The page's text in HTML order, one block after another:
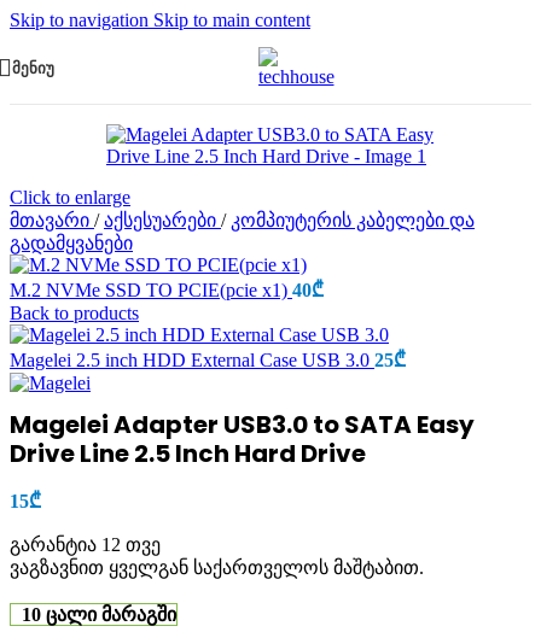
Skip to navigation Skip to main content
ᲛᲔᲜᲘᲣ
Click to enlarge
მთავარი / აქსესუარები / კომპიუტერის კაბელები და
გადამყვანები
M.2 NVMe SSD TO PCIE(pcie x1) 40₾
Back to products
Magelei 2.5 inch HDD External Case USB 3.0 25₾
Magelei Adapter USB3.0 to SATA Easy
Drive Line 2.5 Inch Hard Drive
15₾
გარანტია 12 თვე
ვაგზავნით ყველგან საქართველოს მაშტაბით.
10 ცალი მარაგში